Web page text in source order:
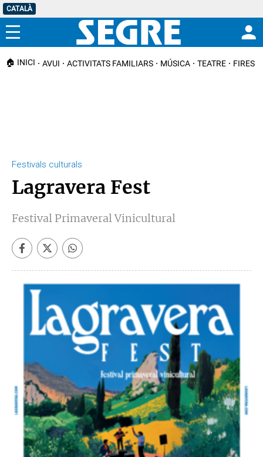
CATALÀ
Menú
🏠 INICI AVUI ACTIVITATS FAMILIARS MÚSICA TEATRE FIRES I
Festivals culturals
Lagravera Fest
Festival Primaveral Vinicultural